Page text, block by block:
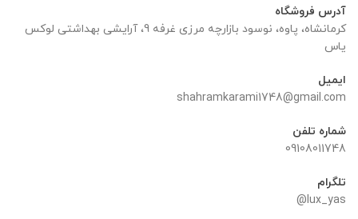
آدرس فروشگاه
کرمانشاه، پاوه، نوسود بازارچه مرزی غرفه 9، آرایشی بهداشتی لوکس
یاس
ایمیل
shahramkarami1748@gmail.com
شماره تلفن
09108011748
تلگرام
lux_yas@